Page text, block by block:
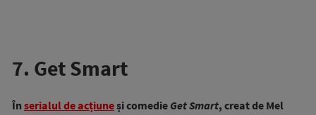
7. Get Smart
În serialul de acțiuneși comedie Get Smart, creat de Mel